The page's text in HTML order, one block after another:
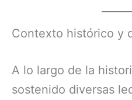
Contexto histórico y
A lo largo de la
sostenido diversas